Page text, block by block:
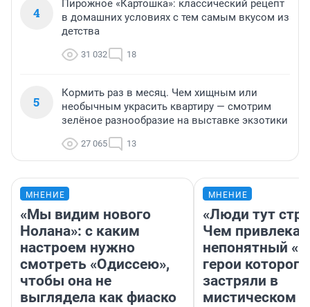
4
Пирожное «Картошка»: классический рецепт
в домашних условиях с тем самым вкусом из
детства
31 032 18
5
Кормить раз в месяц. Чем хищным или
необычным украсить квартиру — смотрим
зелёное разнообразие на выставке экзотики
27 065 13
МНЕНИЕ
«Мы видим нового
Нолана»: с каким
настроем нужно
смотреть «Одиссею»,
чтобы она не
выглядела как фиаско
МНЕНИЕ
«Люди тут
Чем
непонятный
герои которого
застряли в
мистическом